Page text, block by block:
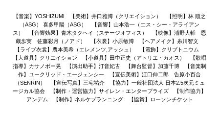
【音楽】YOSHIZUMI 【美術】井口雅博（クリエイション） 【照明】林 順之
（ASG） 喜多甲陽（ASG） 【音響】山本浩一（エス・シー・アライアン
ス） 【音響効果】青木タクヘイ（ステージオフィス） 【映像】浦野大輔 恩
蔵歩実 佐藤彩月（ノアド） 【衣裳】小原敏博 【ヘアメイク】糸川智文
【ライブ衣裳】農本美希（エレメンツ,アッシュ） 【電飾】クリプトニウム
【大道具】クリエイション 【小道具】田中正史（アトリエ・カオス） 【歌唱
指導】カサノボー晃 【演出助手】汀音妃古 【舞台監督】加藤千博 【音楽制
作】ユークリッド・エージェンシー 【宣伝美術】江口伸二郎 告原小百合
（SENRIN） 【宣伝写真】三宅祐介 【協力】一般社団法人 日本2.5次元ミュ
ージカル協会 【制作・運営協力】サイレン・エンタープライズ 【制作協力】
アンデム 【制作】ネルケプランニング 【協賛】ローソンチケット